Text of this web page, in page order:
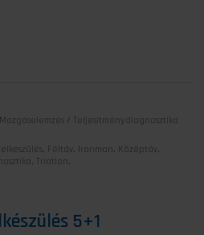
Mozgáselemzés / Teljesítménydiagnosztika
, Féltáv , Ironman , Középtáv ,
, Triatlon ,
5+1